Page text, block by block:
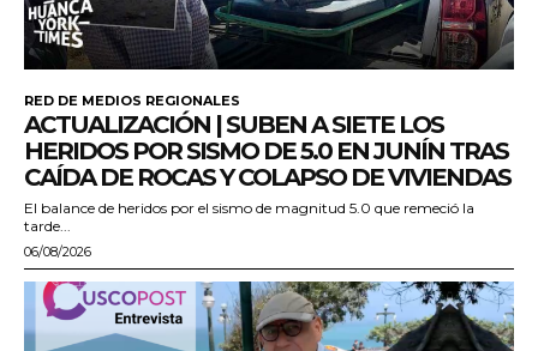
RED DE MEDIOS REGIONALES
ACTUALIZACIÓN | SUBEN A SIETE LOS
HERIDOS POR SISMO DE 5.0 EN JUNÍN TRAS
CAÍDA DE ROCAS Y COLAPSO DE VIVIENDAS
El balance de heridos por el sismo de magnitud 5.0 que remeció la
tarde...
06/08/2026